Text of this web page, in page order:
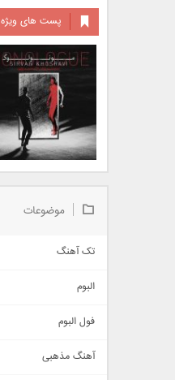
پست های ویژه
خسروی بنام مونولوگ
موضوعات
تک آهنگ
اجتماعی
حماسی
البوم
فول البوم
آهنگ مذهبی